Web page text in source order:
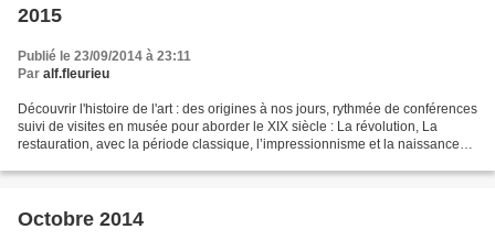
2015
Publié le 23/09/2014 à 23:11
Par alf.fleurieu
Découvrir l'histoire de l'art : des origines à nos jours, rythmée de conférences
suivi de visites en musée pour aborder le XIX siècle : La révolution, La
restauration, avec la période classique, l’impressionnisme et la naissance
Octobre 2014